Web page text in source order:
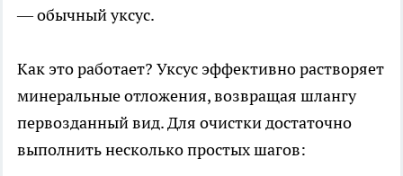
— обычный уксус.
Как это работает? Уксус эффективно растворяет
минеральные отложения, возвращая шлангу
первозданный вид. Для очистки достаточно
выполнить несколько простых шагов: